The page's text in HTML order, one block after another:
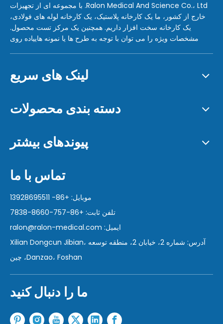
Ralon Medical And Science Co.، Ltd. با مجموعه ای از تجهیزات
خارج از کشور، ما یک کارخانه پلاستیک، یک کارخانه لوله های فولادی،
یک کارخانه سخت افزار داریم. همچنین یک مرکز تست محصول.
مشخصات ویژه را می توان با توجه به طرح ها یا نمونه هاییاده روی
لینک های سریع
دسته بندی محصولات
پیوندهای بیشتر
تماس با ما
موبایل: +86- 13928695511
تلفن ثابت: +86-757-8660-7838
ایمیل: ralon@ralon-medical.com
آدرس: شماره 2، خیابان 2، منطقه توسعه Xilian Dongcun Jibian،
Danzao، Foshan، چین
ما را دنبال کنید